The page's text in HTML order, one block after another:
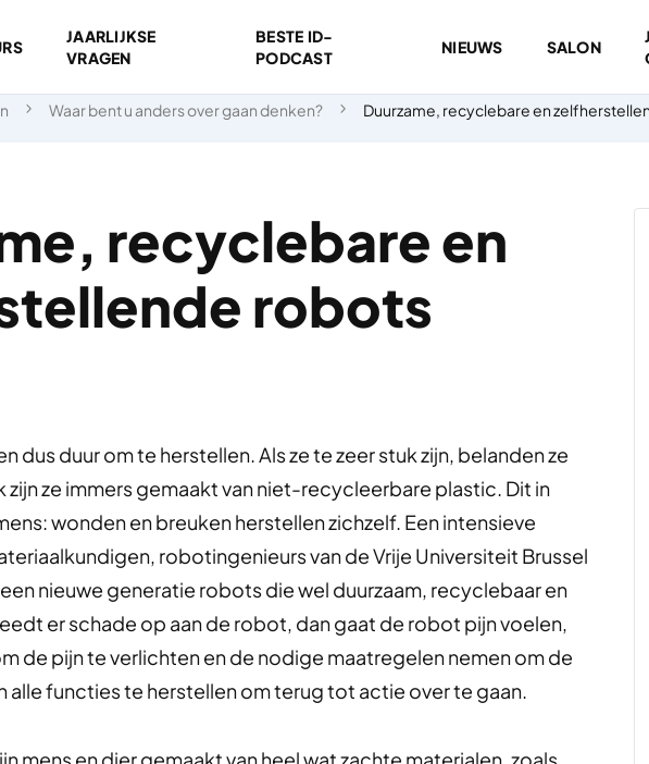
JAARLIJKSE
VRAGEN
BESTE ID-
PODCAST
NIEUWS SALON
Waar bent u anders over gaan denken? Duurzame, recyclebare en
recyclebare en
robots
dus duur om te herstellen. Als ze te zeer stuk zijn, belanden ze
zijn ze immers gemaakt van niet-recycleerbare plastic. Dit in
wonden en breuken herstellen zichzelf. Een intensieve
robotingenieurs van de Vrije Universiteit Brussel
nieuwe generatie robots die wel duurzaam, recyclebaar en
er schade op aan de robot, dan gaat de robot pijn voelen,
de pijn te verlichten en de nodige maatregelen nemen om de
alle functies te herstellen om terug tot actie over te gaan.
mens en dier gemaakt van heel wat zachte materialen, zoals